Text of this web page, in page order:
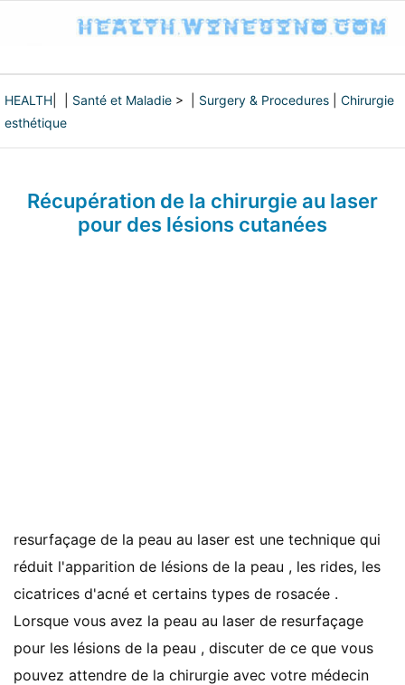
HEALTH Santé et Maladie > | Surgery & Procedures
Chirurgie
esthétique
Récupération de la chirurgie au laser
pour des lésions cutanées
resurfaçage de la peau au laser est une technique qui
réduit l'apparition de lésions de la peau , les rides, les
cicatrices d'acné et certains types de rosacée .
Lorsque vous avez la peau au laser de resurfaçage
pour les lésions de la peau , discuter de ce que vous
pouvez attendre de la chirurgie avec votre médecin